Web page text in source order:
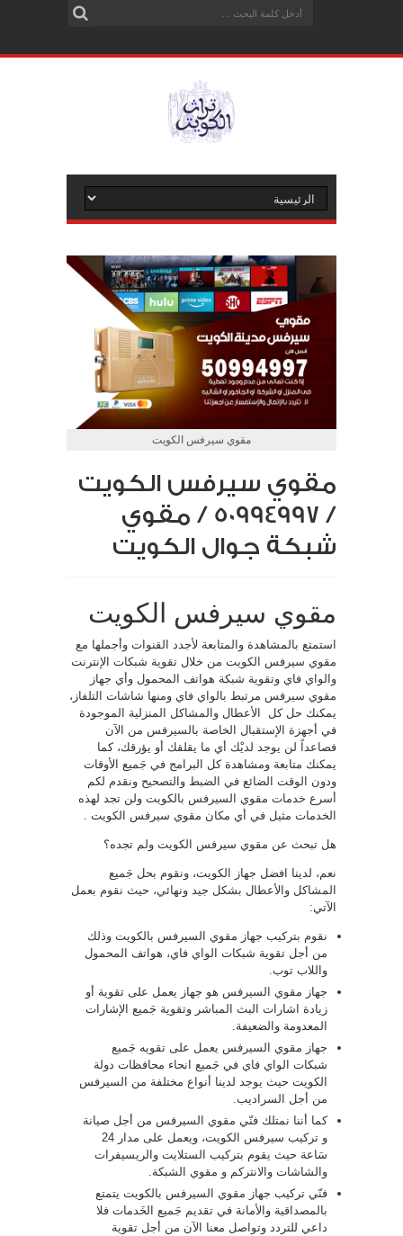
مقوي سيرفس الكويت
مقوي سيرفس الكويت
/ 50994997 / مقوي
شبكة جوال الكويت
مقوي سيرفس الكويت
استمتع بالمشاهدة والمتابعة لأجدد القنوات وأجملها مع
مقوي سيرفس الكويت من خلال تقوية شبكات الإنترنت
والواي فاي وتقوية شبكة هواتف المحمول وأي جهاز
مقوي سيرفس مرتبط بالواي فاي ومنها شاشات التلفاز،
يمكنك حل كل الأعطال والمشاكل المنزلية الموجودة
في أجهزة الإستقبال الخاصة بالسيرفس من الآن
فصاعداً لن يوجد لديْك أي ما يقلقك أو يؤرقك، كما
يمكنك متابعة ومشاهدة كل البرامج في جَميع الأوقات
ودون الوقت الضائع في الضبط والتصحيح ونقدم لكم
أسرع خدمات مقوي السيرفس بالكويت ولن تجد لهذه
الخدمات مثيل في أي مكان مقوي سيرفس الكويت .
هل تبحث عن مقوي سيرفس الكويت ولم تجده؟
نعم، لدينا افضل جهاز الكويت، ونقوم بحل جَميع
المشاكل والأعطال بشكل جيد ونهائي، حيث نقوم بعمل
الآتي:
نقوم بتركيب جهاز مقوي السيرفس بالكويت وذلك
من أجل تقوية شبكات الواي فاي، هواتف المحمول
واللاب توب.
جهاز مقوي السيرفس هو جهاز يعمل على تقوية أو
زيادة اشارات البث المباشر وتقوية جَميع الإشارات
المعدومة والضعيفة.
جهاز مقوي السيرفس يعمل على تقويه جَميع
شبكات الواي فاي في جَميع انحاء محافظات دولة
الكويت حيث يوجد لدينا أنواع مختلفة من السيرفس
من أجل السراديب.
كما أننا نمتلك فنّي مقوي السيرفس من أجل صيانة
و تركيب سيرفس الكويت، ويعمل على مدار 24
سَاعة حيث يقوم بتركيب الستلايت والريسيفرات
والشاشات والانتركم و مقوي الشبكة.
فنّي تركيب جهاز مقوي السيرفس بالكويت يتمتع
بالمصداقية والأمانة في تقديم جَميع الخَدمات فلا
داعي للتردد وتواصل معنا الآن من أجل تقوية